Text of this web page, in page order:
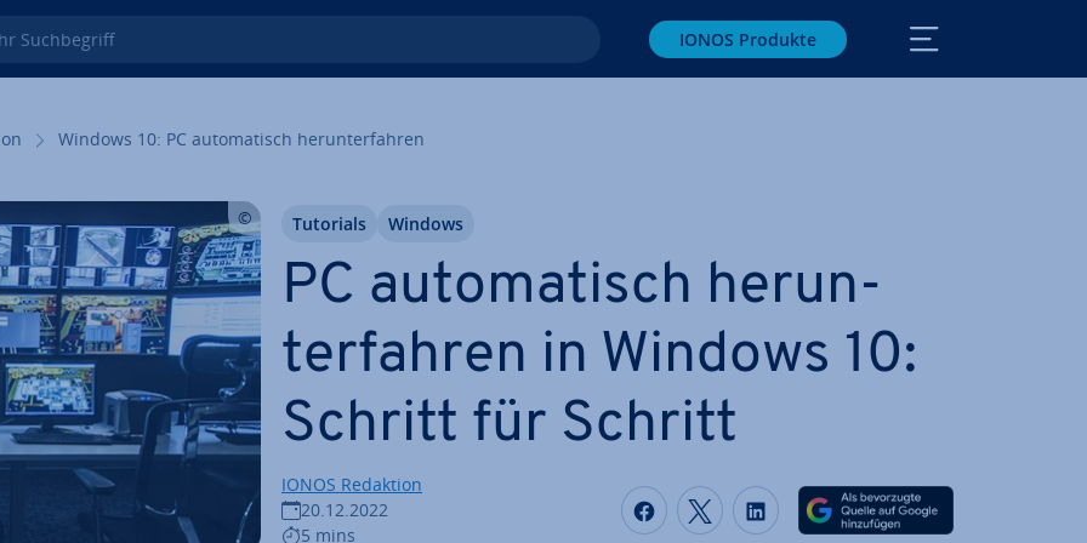
Such­be­griff IONOS Produkte
Windows 10: PC au­to­ma­tisch her­un­ter­fah­ren
PC au­to­ma­tisch her­un­
ter­fah­ren in Windows 10:
Schritt für Schritt
IONOS Redaktion
20.12.2022
5 mins
Auf Facebook teilen
Auf Twitter teilen
Auf LinkedIn teilen
Tutorials Windows